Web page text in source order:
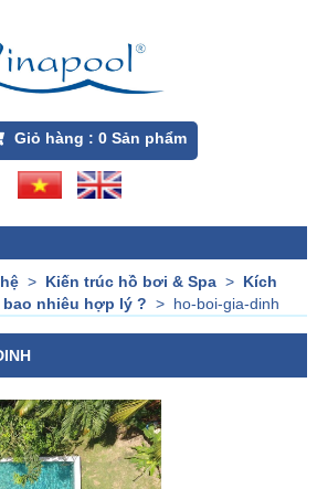
Giỏ hàng : 0Sản phẩm
> Kiến trúc hồ bơi & Spa> Kích
nhiêu hợp lý ? > ho-boi-gia-dinh